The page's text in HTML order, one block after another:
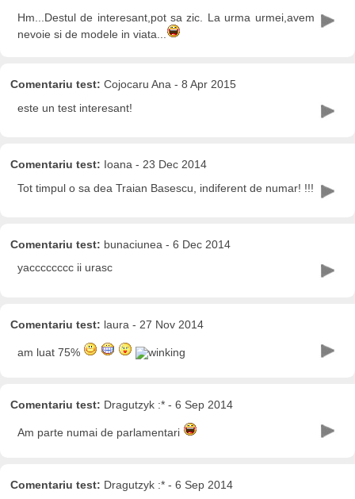
Hm...Destul de interesant,pot sa zic. La urma urmei,avem
nevoie si de modele in viata...
Comentariu test: Cojocaru Ana - 8 Apr 2015
este un test interesant!
Comentariu test: Ioana - 23 Dec 2014
Tot timpul o sa dea Traian Basescu, indiferent de numar! !!!
Comentariu test: bunaciunea - 6 Dec 2014
yacccccccc ii urasc
Comentariu test: laura - 27 Nov 2014
am luat 75%
Comentariu test: Dragutzyk :* - 6 Sep 2014
Am parte numai de parlamentari
Comentariu test: Dragutzyk :* - 6 Sep 2014